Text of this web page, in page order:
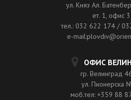
ул. Княз Ал.
ет. 1, офис 3
тел.: 032 622 174 /
e-
ОФИС
гр. Велинград
ул. Пионерска
моб.тел: +359 88